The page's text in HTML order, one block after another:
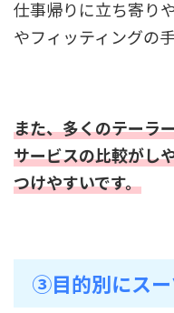
仕事帰りに立ち寄り
やフィッティングの
また、多くのテーラ
サービスの比較がし
つけやすいです。
③目的別にスー